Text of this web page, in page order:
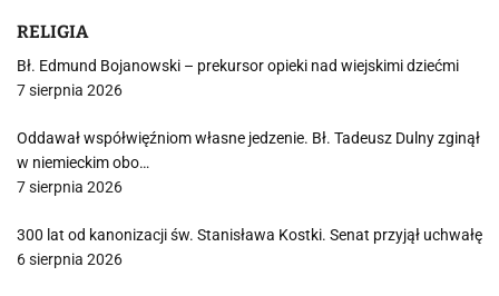
RELIGIA
Bł. Edmund Bojanowski – prekursor opieki nad wiejskimi dziećmi
7 sierpnia 2026
Oddawał współwięźniom własne jedzenie. Bł. Tadeusz Dulny zginął
w niemieckim obo…
7 sierpnia 2026
300 lat od kanonizacji św. Stanisława Kostki. Senat przyjął uchwałę
6 sierpnia 2026